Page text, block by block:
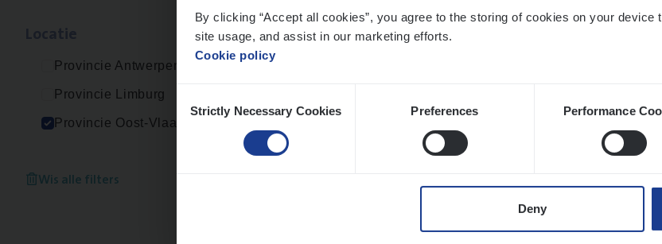
By clicking “Accept all cookies”, you agree to the storing of cookies on your device
site usage, and assist in our marketing efforts.
Cookie policy
Selection
Strictly Necessary Cookies Preferences Performance
Deny
Provincie Antwerpen
Provincie Limburg
Provincie Oost-Vlaanderen
Wis alle filters